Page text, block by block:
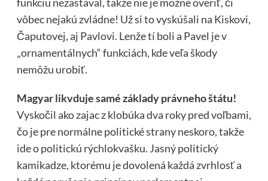
vôbec nejakú zvládne! Už si to vyskúšali na Kiskovi,
Čaputovej, aj Pavlovi. Lenže tí boli a Pavel je v
„ornamentálnych“ funkciách, kde veľa škody
nemôžu urobiť.
Magyar likvduje samé základy právneho štátu!
Vyskočil ako zajac z klobúka dva roky pred voľbami,
čo je pre normálne politické strany neskoro, takže
ide o politickú rýchlokvašku. Jasný politický
kamikadze, ktorému je dovolená každá zvrhlosť a